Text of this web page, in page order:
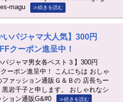
magu
≫続きを読む
いパジャマ大人気】300円
クーポン進呈中！
パジャマ男女各ベスト３】300円
ーポン進呈中！ こんにちは おしゃ
ァッション通販Ｇ＆Ｂの 店長ちー
黒岩千子と申します。 おしゃれなシ
ション通販G&#0
≫続きを読む